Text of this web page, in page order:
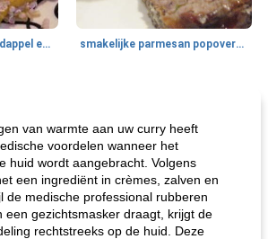
quinoa met zoete aardappel en champignons smakelijke parmesan popovers (gezonder!)
van warmte aan uw curry heeft
voordelen wanneer het
huid wordt aangebracht. Volgens
een ingrediënt in crèmes, zalven en
de medische professional rubberen
een gezichtsmasker draagt, krijgt de
rechtstreeks op de huid. Deze